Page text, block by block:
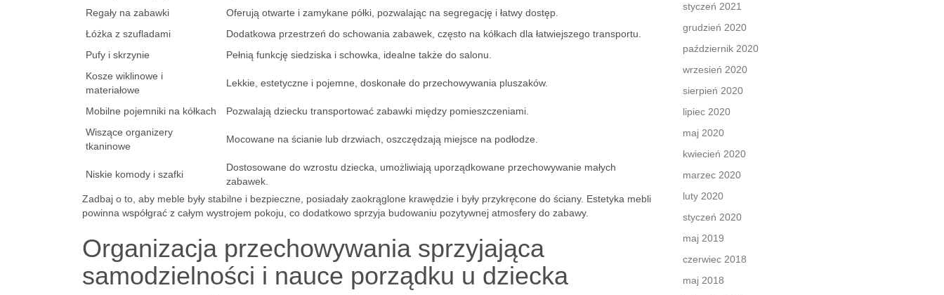
Regały na zabawki
Oferują otwarte i zamykane półki, pozwalając na segregację i łatwy dostęp.
Łóżka z szufladami
Dodatkowa przestrzeń do schowania zabawek, często na kółkach dla łatwiejszego transportu.
Pufy i skrzynie
Pełnią funkcję siedziska i schowka, idealne także do salonu.
Kosze wiklinowe i
materiałowe
Lekkie, estetyczne i pojemne, doskonałe do przechowywania pluszaków.
Mobilne pojemniki na kółkach
Pozwalają dziecku transportować zabawki między pomieszczeniami.
Wiszące organizery
tkaninowe
Mocowane na ścianie lub drzwiach, oszczędzają miejsce na podłodze.
Niskie komody i szafki
Dostosowane do wzrostu dziecka, umożliwiają uporządkowane przechowywanie małych
zabawek.
Zadbaj o to, aby meble były stabilne i bezpieczne, posiadały zaokrąglone krawędzie i były przykręcone do ściany. Estetyka mebli
powinna współgrać z całym wystrojem pokoju, co dodatkowo sprzyja budowaniu pozytywnej atmosfery do zabawy.
Organizacja przechowywania sprzyjająca
samodzielności i nauce porządku u dziecka
styczeń 2021
grudzień 2020
październik 2020
wrzesień 2020
sierpień 2020
lipiec 2020
maj 2020
kwiecień 2020
marzec 2020
luty 2020
styczeń 2020
maj 2019
czerwiec 2018
maj 2018